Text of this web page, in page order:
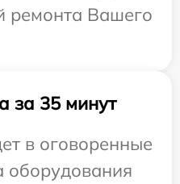
ремонта Вашего
за 35 минут
в оговоренные
оборудования